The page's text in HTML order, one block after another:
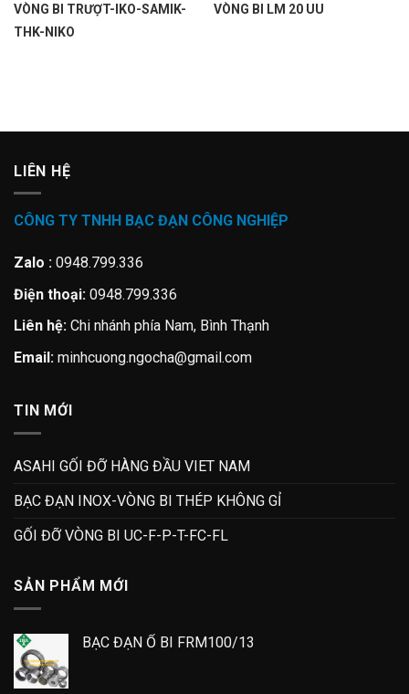
VÒNG BI TRƯỢT-IKO-SAMIK-
THK-NIKO
VÒNG BI LM 20 UU
LIÊN HỆ
CÔNG TY TNHH BẠC ĐẠN CÔNG NGHIỆP
Zalo : 0948.799.336
Điện thoại: 0948.799.336
Liên hệ: Chi nhánh phía Nam, Bình Thạnh
Email: minhcuong.ngocha@gmail.com
TIN MỚI
ASAHI GỐI ĐỠ HÀNG ĐẦU VIET NAM
BẠC ĐẠN INOX-VÒNG BI THÉP KHÔNG GỈ
GỐI ĐỠ VÒNG BI UC-F-P-T-FC-FL
SẢN PHẨM MỚI
BẠC ĐẠN Ổ BI FRM100/13